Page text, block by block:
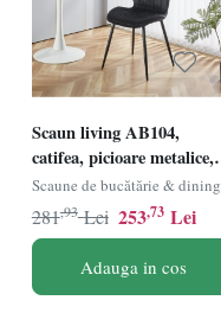
Scaun living AB104,
catifea, picioare metalice,
89x48x43 cm, sarcina
maxima 100 kg, negru
Scaune de bucătărie & dining
253,73 Lei
281,93 Lei
Adauga in cos